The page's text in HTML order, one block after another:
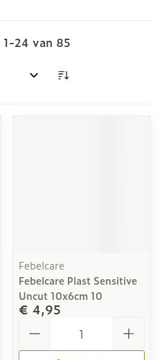
1-24 van 85
Febelcare
Febelcare Plast Sensitive
Uncut 10x6cm 10
€ 4,95